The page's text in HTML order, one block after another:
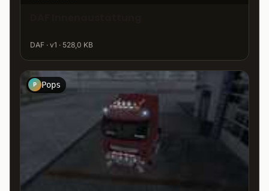
DAF · v1 · 528,0 KB
P Pops